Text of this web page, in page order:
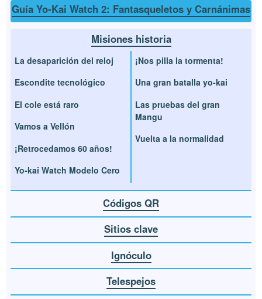
Guía Yo-Kai Watch 2: Fantasqueletos y Carnánimas
Misiones historia
La desaparición del reloj
Escondite tecnológico
El cole está raro
Vamos a Vellón
¡Retrocedamos 60 años!
Yo-kai Watch Modelo Cero
¡Nos pilla la tormenta!
Una gran batalla yo-kai
Las pruebas del gran
Mangu
Vuelta a la normalidad
Códigos QR
Sitios clave
Ignóculo
Telespejos